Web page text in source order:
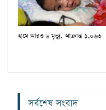
হামে আরও ৬ মৃত্যু, আক্রান্ত ১,০৬৩
সর্বশেষ সংবাদ